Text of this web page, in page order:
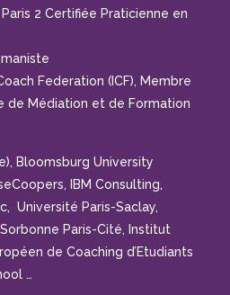
2 Certifiée Praticienne en
Federation (ICF), Membre
de Médiation et de Formation
Bloomsburg University
IBM Consulting,
Université Paris-Saclay,
Paris-Cité, Institut
de Coaching d’Etudiants
…